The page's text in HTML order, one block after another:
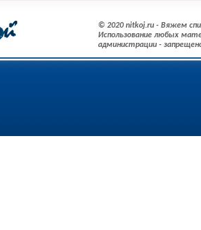
© 2020 nitkoj.ru - Вяжем
Использование любых
администрации -